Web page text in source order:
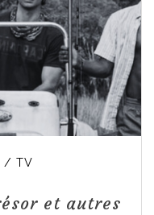
/ TV
et autres